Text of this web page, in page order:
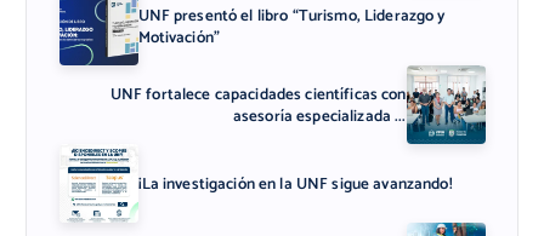
UNF presentó el libro “Turismo, Liderazgo y
Motivación”
UNF fortalece capacidades científicas con
asesoría especializada ...
¡La investigación en la UNF sigue avanzando!